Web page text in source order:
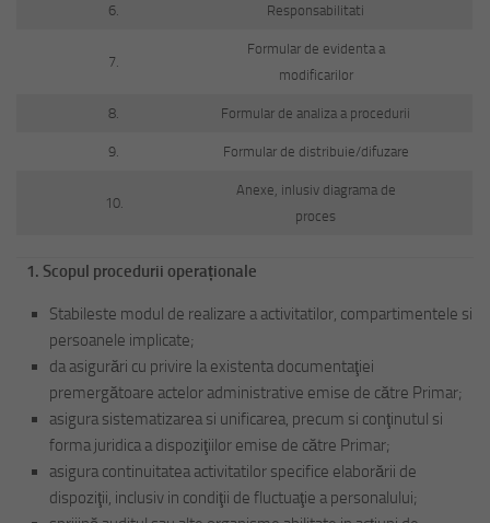
6. Responsabilitati
7.
Formular de evidenta a
modificarilor
8. Formular de analiza a procedurii
9. Formular de distribuie/difuzare
10.
Anexe, inlusiv diagrama de
proces
1. Scopul procedurii operaționale
Stabileste modul de realizare a activitatilor, compartimentele si
persoanele implicate;
da asigurări cu privire la existenta documentaţiei
premergătoare actelor administrative emise de către Primar;
asigura sistematizarea si unificarea, precum si conţinutul si
forma juridica a dispoziţiilor emise de către Primar;
asigura continuitatea activitatilor specifice elaborării de
dispoziţii, inclusiv in condiţii de fluctuaţie a personalului;